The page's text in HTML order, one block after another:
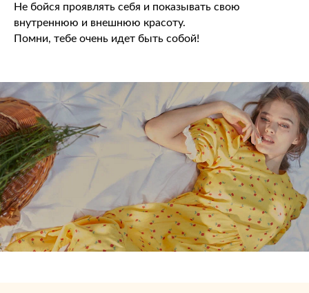
Не бойся проявлять себя и показывать свою
внутреннюю и внешнюю красоту.
Помни, тебе очень идет быть собой!